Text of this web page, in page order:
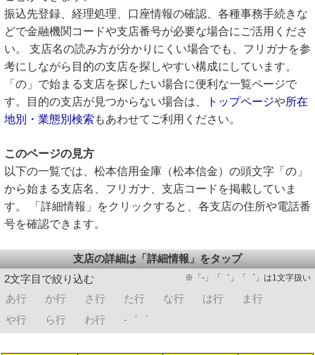
振込先登録、経理処理、口座情報の確認、各種事務手続きな
どで金融機関コードや支店番号が必要な場合にご活用くださ
い。 支店名の読み方が分かりにくい場合でも、フリガナを参
考にしながら目的の支店を探しやすい構成にしています。
「の」で始まる支店を探したい場合に便利な一覧ページで
す。目的の支店が見つからない場合は、
トップページや所在
地別・業態別検索 もあわせてご利用ください。
このページの見方
以下の一覧では、松本信用金庫（松本信金）の頭文字「の」
から始まる支店名、フリガナ、支店コードを掲載していま
す。 「詳細情報」をクリックすると、各支店の住所や電話番
号を確認できます。
支店の詳細は「詳細情報」をタップ
2文字目で絞り込む
※「-」「゛」「゜」は1文字扱い
あ行 か行 さ行 た行 な行 は行
ま行
や行
ら行 わ行 -゛゜